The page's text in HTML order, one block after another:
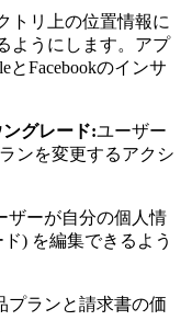
トリ上の位置情報に
ようにします。アプ
とFacebookのインサ
グレード:ユーザー
ンを変更するアクシ
ザーが自分の個人情
) を編集できるよう
プランと請求書の価